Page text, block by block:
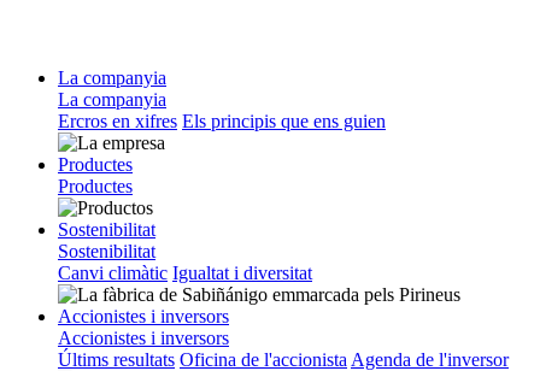
La companyia
La companyia
Ercros en xifres Els principis que ens guien
Productes
Productes
Sostenibilitat
Sostenibilitat
Canvi climàtic Igualtat i diversitat
Accionistes i inversors
Accionistes i inversors
Últims resultats Oficina de l'accionista Agenda de l'inversor